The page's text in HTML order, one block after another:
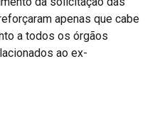
apenas que cabe
a todos os órgãos
ao ex-